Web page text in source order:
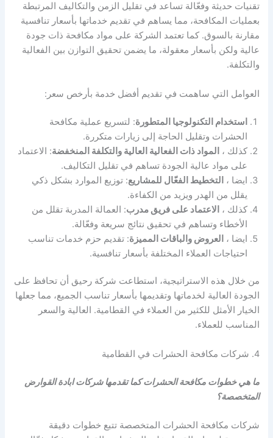
تقنيات حديثة وفعّالة تساعد في تقليل الزمن والتكاليف المرتبطة
بعمليات المكافحة، مما يساهم في تقديم خدماتها بأسعار تنافسية
مقارنة بالسوق. كما تعتمد الشركة على مواد مكافحة ذات جودة
عالية ولكن بأسعار معقولة، ما يضمن تحقيق التوازن بين الفعالية
والتكلفة.
العوامل التي ساهمت في تقديم أفضل خدمة بأرخص سعر:
استخدام التكنولوجيا المتطورة: لتسريع عملية مكافحة
الحشرات وتقليل الحاجة إلى زيارات متكررة.
كذلك ، المواد ذات الفعالية العالية والتكلفة المنخفضة: الاعتماد
على مواد عالية الجودة تساهم في تقليل التكاليف.
ايضا ، التخطيط الفعّال للمشاريع: توزيع الموارد بشكل ذكي
يقلل من الهدر ويزيد من الكفاءة.
كذلك ، الاعتماد على فريق مدرب: العمالة المدربة تقلل من
الأخطاء وتساهم في تحقيق نتائج سريعة وفعّالة.
ايضا ، العروض والباقات المميزة: تقديم حزم خدمات تناسب
احتياجات العملاء المختلفة بأسعار تنافسية.
من خلال هذه الاستراتيجية، استطاعت شركة رحيق أن تحافظ على
الجودة العالية لخدماتها وتقديمها بأسعار تناسب الجميع، مما جعلها
الخيار الأمثل للكثير من العملاء في القطامية. العالية والسعر
المناسب للعملاء.
4. شركات مكافحة الحشرات في القطامية
ما هي خطوات مكافحة الحشرات كما تقدمها شركات ابادة القوارض
المتخصصة؟
شركات مكافحة الحشرات المتخصصة تتبع خطوات دقيقة